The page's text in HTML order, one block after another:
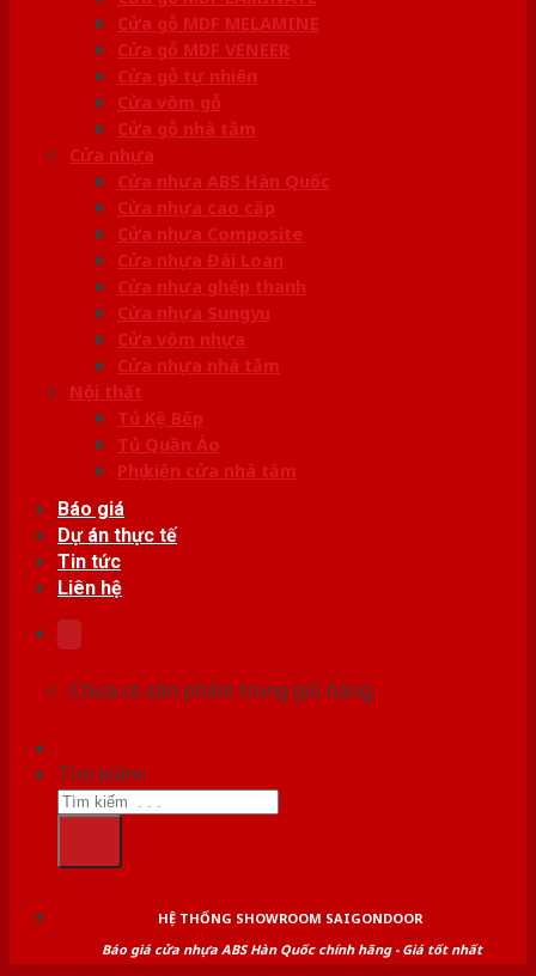
Cửa gỗ MDF MELAMINE
Cửa gỗ MDF VENEER
Cửa gỗ tự nhiên
Cửa vòm gỗ
Cửa gỗ nhà tắm
Cửa nhựa
Cửa nhựa ABS Hàn Quốc
Cửa nhựa cao cấp
Cửa nhựa Composite
Cửa nhựa Đài Loan
Cửa nhựa ghép thanh
Cửa nhựa Sungyu
Cửa vòm nhựa
Cửa nhựa nhà tắm
Nội thất
Tủ Kệ Bếp
Tủ Quần Áo
Phụ kiện cửa nhà tắm
Báo giá
Dự án thực tế
Tin tức
Liên hệ
Chưa có sản phẩm trong giỏ hàng.
Tìm kiếm:
HỆ THỐNG SHOWROOM SAIGONDOOR
Báo giá cửa nhựa ABS Hàn Quốc chính hãng - Giá tốt nhất